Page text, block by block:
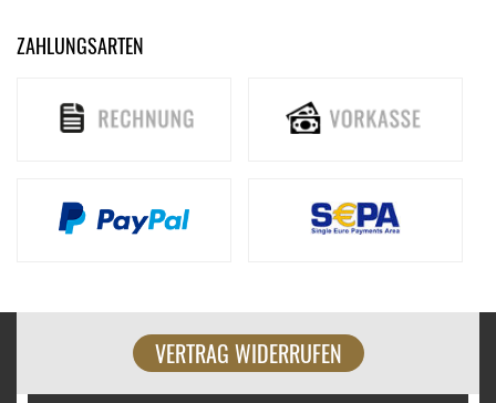
ZAHLUNGSARTEN
VERTRAG WIDERRUFEN